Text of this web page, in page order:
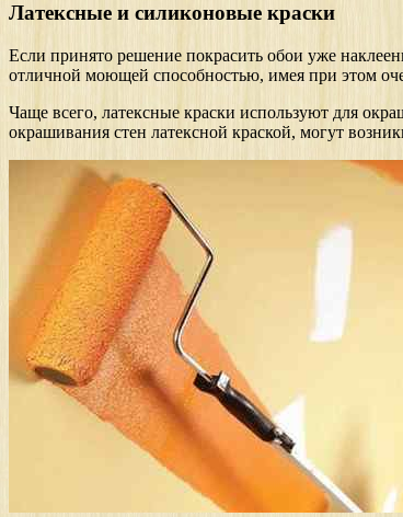
Латексные и силиконовые краски
Если принято решение покрасить обои уже
отличной моющей способностью, имея при этом
Чаще всего, латексные краски используют для
окрашивания стен латексной краской, могут